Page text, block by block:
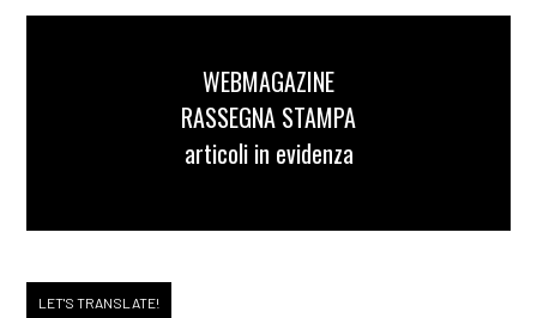
WEBMAGAZINE
RASSEGNA STAMPA
articoli in evidenza
LET'S TRANSLATE!